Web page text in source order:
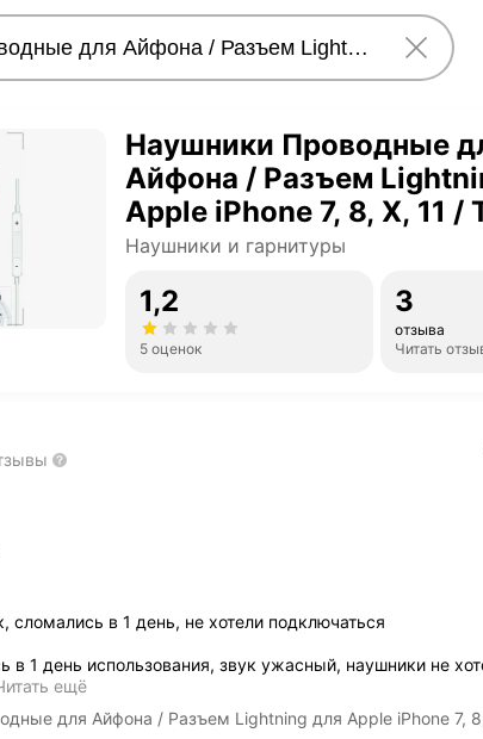
Наушники Проводные
Айфона / Разъем
Apple iPhone 7, 8, X, 11 /
качество И звук
Наушники и гарнитуры
1,2
5 оценок
3
отзыва
Читать
сломались в 1 день, не хотели подключаться
в 1 день использования, звук ужасный, наушники не
ещё
для Айфона / Разъем Lightning для Apple iPhone 7,